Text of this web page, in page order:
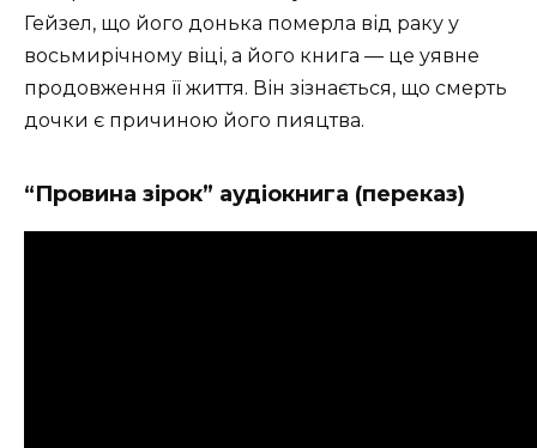
Гейзел, що його донька померла від раку у
восьмирічному віці, а його книга — це уявне
продовження її життя. Він зізнається, що смерть
дочки є причиною його пияцтва.
“Провина зірок” аудіокнига (переказ)